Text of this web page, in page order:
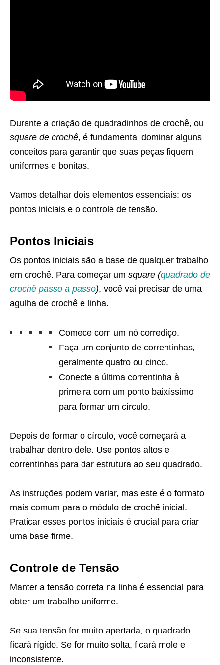
Durante a criação de quadradinhos de crochê, ou
square de crochê, é fundamental dominar alguns
conceitos para garantir que suas peças fiquem
uniformes e bonitas.
Vamos detalhar dois elementos essenciais: os
pontos iniciais e o controle de tensão.
Pontos Iniciais
Os pontos iniciais são a base de qualquer trabalho
em crochê. Para começar um square (quadrado de
crochê passo a passo), você vai precisar de uma
agulha de crochê e linha.
Comece com um nó corrediço.
Faça um conjunto de correntinhas,
geralmente quatro ou cinco.
Conecte a última correntinha à
primeira com um ponto baixíssimo
para formar um círculo.
Depois de formar o círculo, você começará a
trabalhar dentro dele. Use pontos altos e
correntinhas para dar estrutura ao seu quadrado.
As instruções podem variar, mas este é o formato
mais comum para o módulo de crochê inicial.
Praticar esses pontos iniciais é crucial para criar
uma base firme.
Controle de Tensão
Manter a tensão correta na linha é essencial para
obter um trabalho uniforme.
Se sua tensão for muito apertada, o quadrado
ficará rígido. Se for muito solta, ficará mole e
inconsistente.